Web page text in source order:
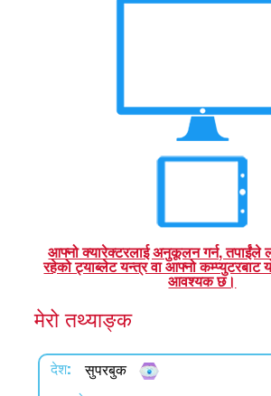
सुपरबुक बाइबल एप
आफ्नो क्यारेक्टरलाई अनुकूलन गर्न, तपाईंले
रहेको ट्याब्लेट यन्त्र वा आफ्नो कम्प्युटरबाट
आवश्यक छ।
मेरो तथ्याङ्क
देश: सुपरबुक